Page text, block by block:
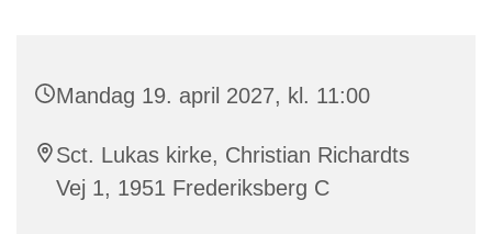
Mandag 19. april 2027, kl. 11:00
Sct. Lukas kirke, Christian Richardts
Vej 1, 1951 Frederiksberg C